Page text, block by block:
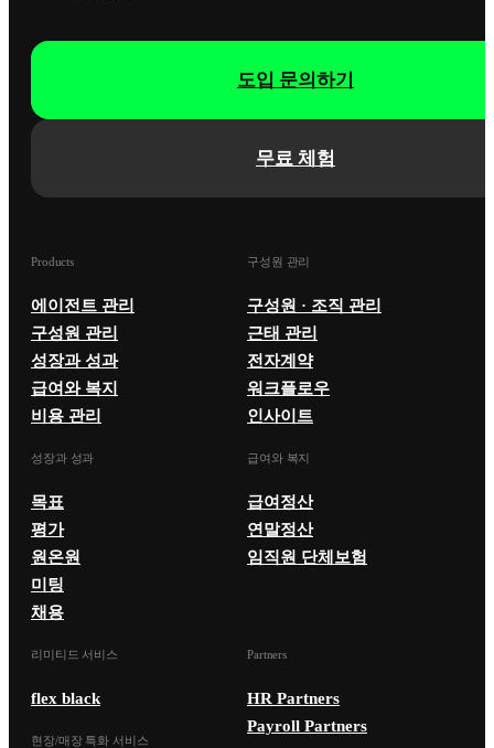
무료 체험
도입 문의하기
Products
에이전트 관리
구성원 관리
성장과 성과
급여와 복지
비용 관리
구성원 관리
구성원 · 조직 관리
근태 관리
전자계약
워크플로우
인사이트
성장과 성과
목표
평가
원온원
미팅
채용
급여와 복지
급여정산
연말정산
임직원 단체보험
리미티드 서비스
flex black
현장/매장 특화 서비스
Partners
HR Partners
Payroll Partners